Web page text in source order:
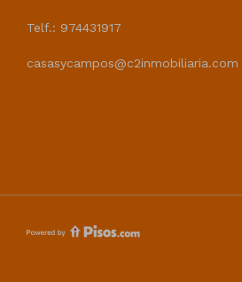
Telf.: 974431917
casasycampos@c2inmobiliaria.com